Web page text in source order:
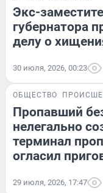
Экс-
губернатора
делу о
30 июля, 2026, 00:23
ОБЩЕСТВО
Пропавший
нелегально
терминал
огласил
29 июля, 2026, 17:47